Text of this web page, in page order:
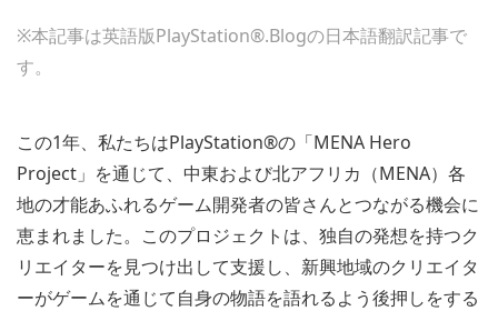
※本記事は英語版PlayStation®.Blogの日本語翻訳記事で
す。
この1年、私たちはPlayStation®の「MENA Hero
Project」を通じて、中東および北アフリカ（MENA）各
地の才能あふれるゲーム開発者の皆さんとつながる機会に
恵まれました。このプロジェクトは、独自の発想を持つク
リエイターを見つけ出して支援し、新興地域のクリエイタ
ーがゲームを通じて自身の物語を語れるよう後押しをする